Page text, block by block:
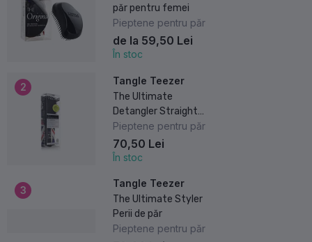
păr pentru femei
Pieptene pentru păr
de la 59,50 Lei
În stoc
2
Tangle Teezer
The Ultimate
Detangler Straight -
Curly Large Perii de
păr
Pieptene pentru păr
70,50 Lei
În stoc
3
Tangle Teezer
The Ultimate Styler
Perii de păr
Pieptene pentru păr